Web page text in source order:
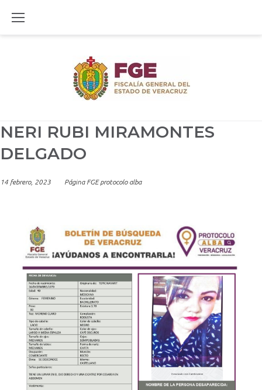
NERI RUBI MIRAMONTES
DELGADO
14 febrero, 2023 Página FGE protocolo alba